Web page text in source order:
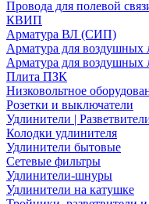
Провода для полевой
КВИП
Арматура ВЛ (СИП)
Арматура для воздушных
Арматура для воздушных
Плита ПЗК
Низковольтное
Розетки и выключатели
Удлинители |
Колодки удлинителя
Удлинители бытовые
Сетевые фильтры
Удлинители-шнуры
Удлинители на катушке